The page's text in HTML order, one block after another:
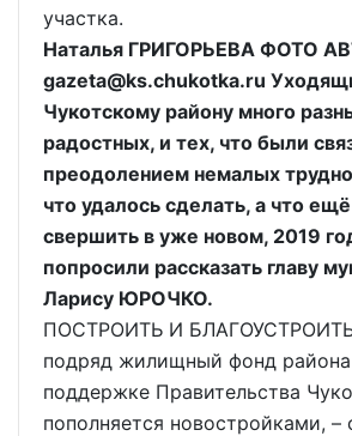
участка.
Наталья ГРИГОРЬЕВА ФОТО
gazeta@ks.chukotka.ru
Чукотскому району много
радостных, и тех, что были
преодолением немалых
что удалось сделать, а что
свершить в уже новом, 2019
попросили рассказать главу
Ларису ЮРОЧКО.
ПОСТРОИТЬ И БЛАГОУСТРОИТЬ
подряд жилищный фонд района
поддержке Правительства
пополняется новостройками, –